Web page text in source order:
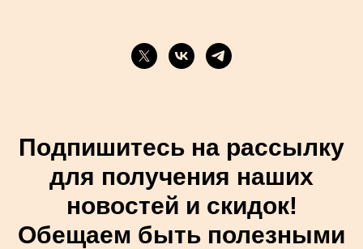
Подпишитесь на рассылку
для получения наших
новостей и скидок!
Обещаем быть полезными